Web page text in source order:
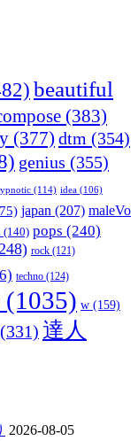
beautiful
(383)
(377) dtm (354)
genius (355)
(114) idea (106)
japan (207) maleVo
(140) pops (240)
rock (121)
techno (124)
(1035) w (159)
(331) 達人
2026-08-05